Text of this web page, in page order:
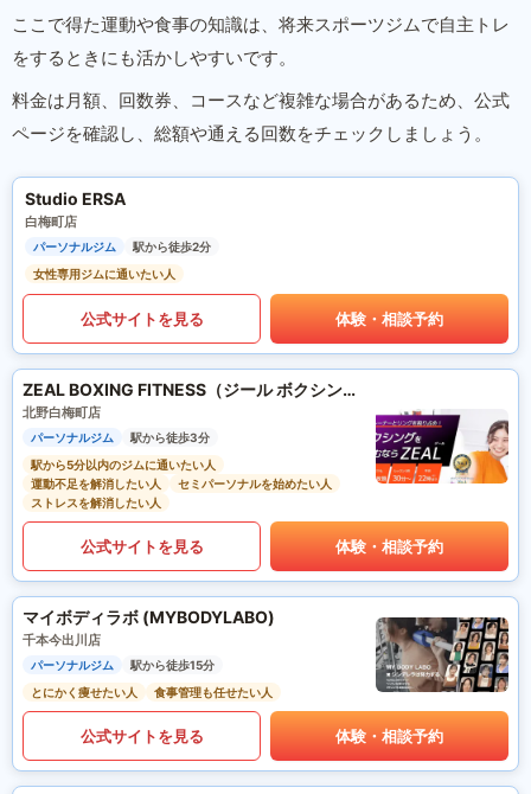
ここで得た運動や食事の知識は、将来スポーツジムで自主トレ
をするときにも活かしやすいです。
料金は月額、回数券、コースなど複雑な場合があるため、公式
ページを確認し、総額や通える回数をチェックしましょう。
Studio ERSA
白梅町店
パーソナルジム
駅から徒歩2分
女性専用ジムに通いたい人
公式サイトを見る 体験・相談予約
ZEAL BOXING FITNESS（ジール ボクシング フィットネス）
北野白梅町店
パーソナルジム
駅から徒歩3分
駅から5分以内のジムに通いたい人
運動不足を解消したい人
セミパーソナルを始めたい人
ストレスを解消したい人
公式サイトを見る 体験・相談予約
マイボディラボ (MYBODYLABO)
千本今出川店
パーソナルジム
駅から徒歩15分
とにかく痩せたい人
食事管理も任せたい人
公式サイトを見る 体験・相談予約